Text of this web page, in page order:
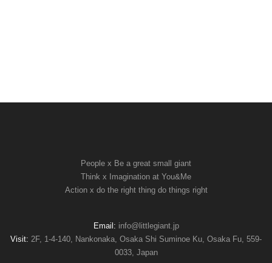
People x Be a great small giant
Think x Imagination at You&Me
Action x do the right thing do things right
Email: info@littlegiant.jp
Visit: 2F, 1-4-140, Nankonaka, Osaka Shi Suminoe Ku, Osaka Fu, 559-
0033, Japan